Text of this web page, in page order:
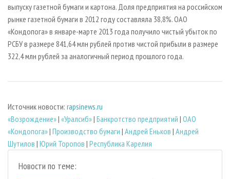
выпуску газетной бумаги и картона. Доля предприятия на российском
рынке газетной бумаги в 2012 году составляла 38,8%. ОАО
«Кондопога» в январе-марте 2013 года получило чистый убыток по
РСБУ в размере 841,64 млн рублей против чистой прибыли в размере
322,4 млн рублей за аналогичный период прошлого года.
Источник новости: rapsinews.ru
«Возрождение»| «Уралсиб»| Банкротство предприятий | ОАО
«Кондопога»| Производство бумаги | Андрей Еньков | Андрей
Шутилов | Юрий Торопов | Республика Карелия
Новости по теме: